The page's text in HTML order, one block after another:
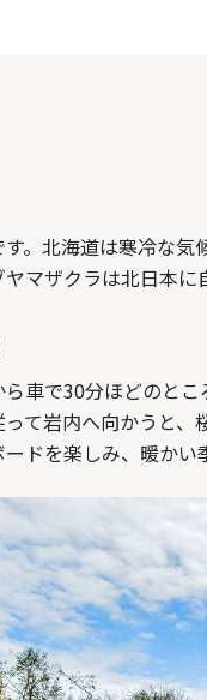
。北海道は寒冷な
マザクラは北日本
車で30分ほどのと
て岩内へ向かうと
ドを楽しみ、暖か